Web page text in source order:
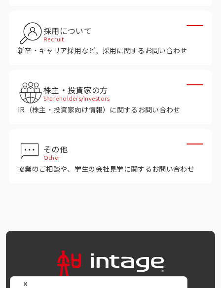
採用情報
採用について
Recruit
新卒・キャリア採用など、採用に関するお問い合わせ
株主・投資家の方
Shareholders/Investors
IR（株主・投資家向け情報）に関するお問い合わせ
その他
Other
協業のご相談や、学生の会社見学に関するお問い合わせ